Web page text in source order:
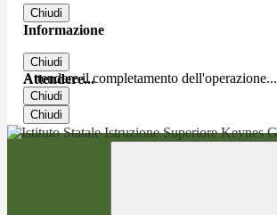
Chiudi
Informazione
Chiudi
Attendere...
Attendere il completamento dell'operazione...
Chiudi
Chiudi